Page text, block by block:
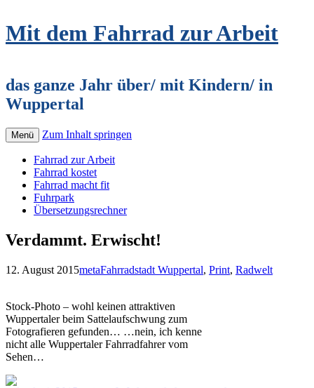
Mit dem Fahrrad zur Arbeit
das ganze Jahr über/ mit Kindern/ in
Wuppertal
Menü Zum Inhalt springen
Fahrrad zur Arbeit
Fahrrad kostet
Fahrrad macht fit
Fuhrpark
Übersetzungsrechner
Verdammt. Erwischt!
12. August 2015metaFahrradstadt Wuppertal, Print, Radwelt
Stock-Photo – wohl keinen attraktiven
Wuppertaler beim Sattelaufschwung zum
Fotografieren gefunden… …nein, ich kenne
nicht alle Wuppertaler Fahrradfahrer vom
Sehen…